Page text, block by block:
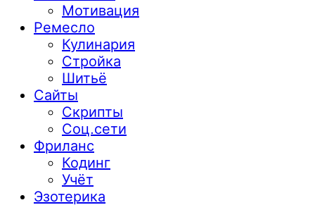
Мотивация
Ремесло
Кулинария
Стройка
Шитьё
Сайты
Скрипты
Соц.сети
Фриланс
Кодинг
Учёт
Эзотерика